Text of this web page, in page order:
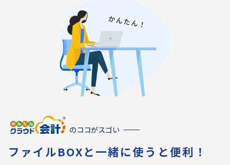
のココがスゴい
ファイルBOXと一緒に使うと便利！